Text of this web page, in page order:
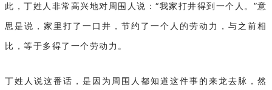
此，丁姓人非常高兴地对周围人说：“我家打井得到一个人。”意
思是说，家里打了一口井，节约了一个人的劳动力，与之前相
比，等于多得了一个劳动力。
丁姓人说这番话，是因为周围人都知道这件事的来龙去脉，然